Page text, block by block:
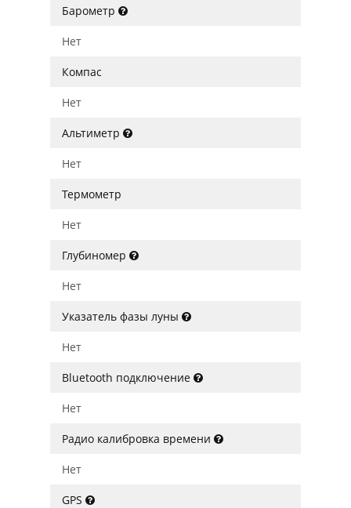
Барометр
Нет
Компас
Нет
Альтиметр
Нет
Термометр
Нет
Глубиномер
Нет
Указатель фазы луны
Нет
Bluetooth подключение
Нет
Радио калибровка времени
Нет
GPS